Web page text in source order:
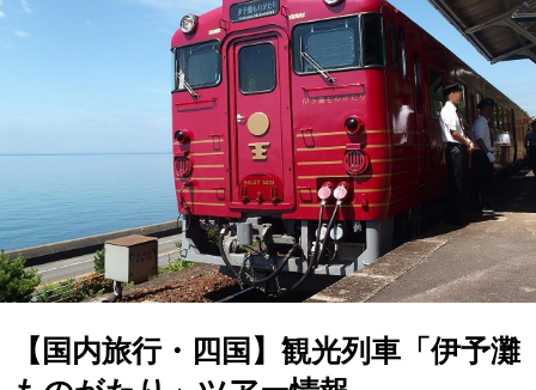
【国内旅行・四国】観光列車「伊予灘